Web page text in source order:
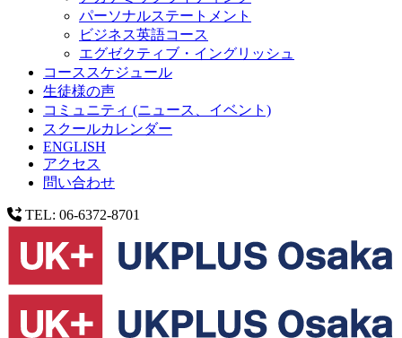
パーソナルステートメント
ビジネス英語コース
エグゼクティブ・イングリッシュ
コーススケジュール
生徒様の声
コミュニティ (ニュース、イベント)
スクールカレンダー
ENGLISH
アクセス
問い合わせ
TEL: 06-6372-8701